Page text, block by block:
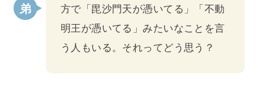
方で「毘沙門天が憑いてる」「不動
明王が憑いてる」みたいなことを言
う人もいる。それってどう思う？